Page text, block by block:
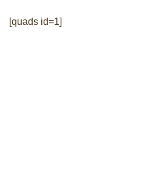
[quads id=1]